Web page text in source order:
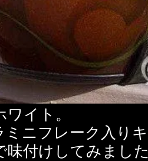
イト。
ミニフレーク入り
付けしてみました